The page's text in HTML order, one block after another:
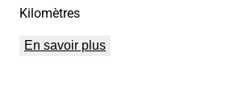
Kilomètres
En savoir plus